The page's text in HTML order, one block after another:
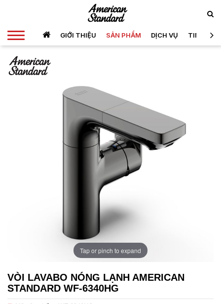
GIỚI THIỆU SẢN PHẨM DỊCH VỤ TIN TỨC
Tap or pinch to expand
VÒI LAVABO NÓNG LẠNH AMERICAN
STANDARD WF-6340HG